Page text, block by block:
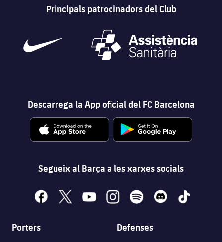
Principals patrocinadors del Club
Descarrega la App oficial del FC Barcelona
Segueix al Barça a les xarxes socials
facebook
x youtubeinstagramspotify discord tiktok
Porters Defenses